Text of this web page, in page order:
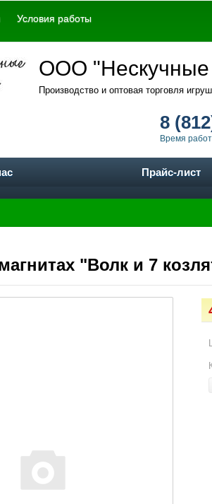
Условия работы
ООО "Нескучные
Производство и оптовая торговля
8
Время
Прайс-лист
"Волк и 7